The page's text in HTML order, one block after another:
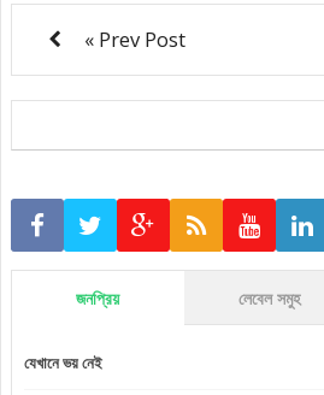
« Prev Post
জনপ্রিয় লেবেল সমুহ
যেখানে ভয় নেই